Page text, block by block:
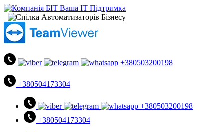
+380503200198
+380504173304
+380503200198
+380504173304